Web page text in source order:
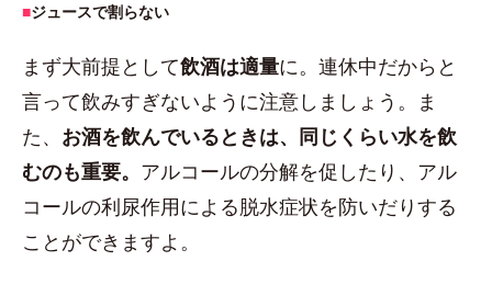
■ジュースで割らない
まず大前提として飲酒は適量に。連休中だからと
言って飲みすぎないように注意しましょう。ま
た、 お酒を飲んでいるときは、同じくらい水を飲
むのも重要。 アルコールの分解を促したり、アル
コールの利尿作用による脱水症状を防いだりする
ことができますよ。